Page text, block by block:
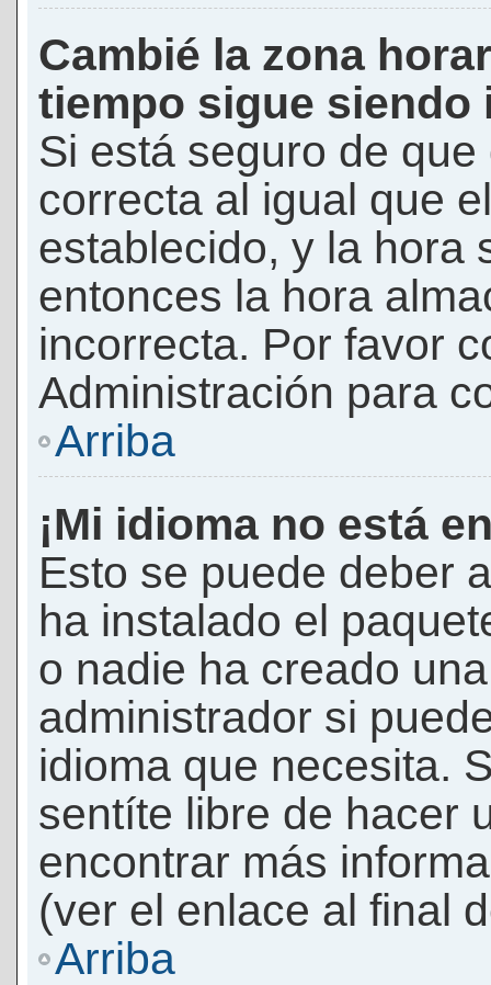
Cambié la zona
tiempo sigue siendo
Si está seguro de
correcta al igual que
establecido, y la hora
entonces la hora
incorrecta. Por favor
Administración para
Arriba
¡Mi idioma no está
Esto se puede deber
ha instalado el
o nadie ha creado
administrador si
idioma que necesita.
sentíte libre de hacer
encontrar más
(ver el enlace al final
Arriba